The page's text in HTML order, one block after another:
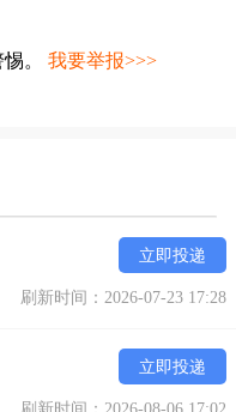
。 我要举报>>>
立即投递
刷新时间：2026-07-23 17:28
立即投递